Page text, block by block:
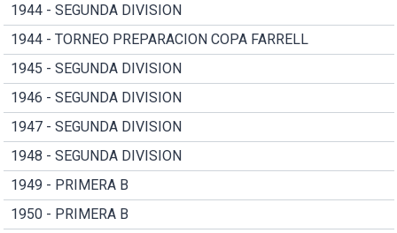
1944 - SEGUNDA DIVISION
1944 - TORNEO PREPARACION COPA FARRELL
1945 - SEGUNDA DIVISION
1946 - SEGUNDA DIVISION
1947 - SEGUNDA DIVISION
1948 - SEGUNDA DIVISION
1949 - PRIMERA B
1950 - PRIMERA B